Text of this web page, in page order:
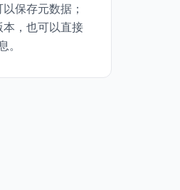
保存元数据；
，也可以直接